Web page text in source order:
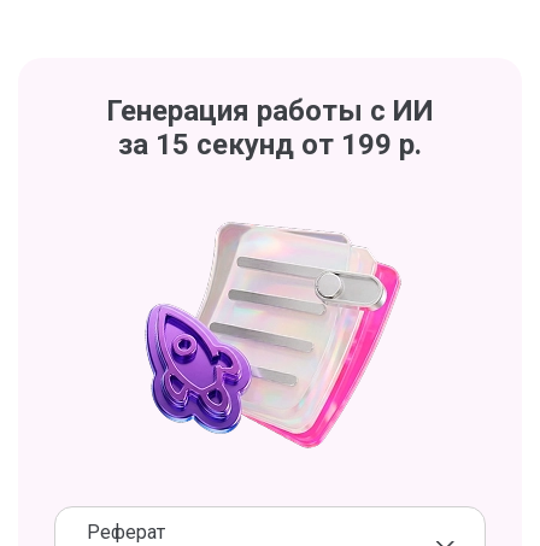
Генерация работы с ИИ
за 15 секунд от 199 р.
Реферат